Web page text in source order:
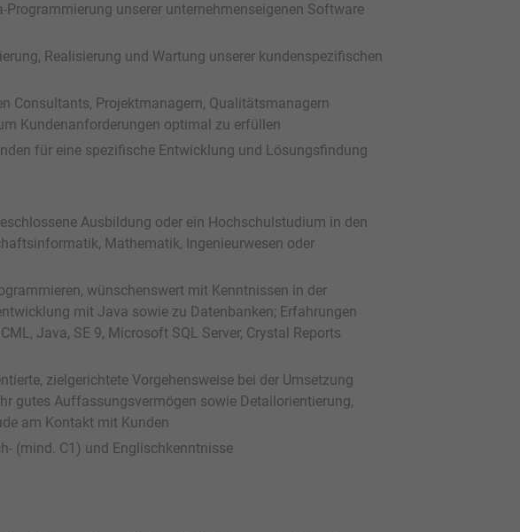
unserer unternehmenseigenen Software
Realisierung und Wartung unserer kundenspezifischen
Consultants, Projektmanagern, Qualitätsmanagern
Kundenanforderungen optimal zu erfüllen
für eine spezifische Entwicklung und Lösungsfindung
Ausbildung oder ein Hochschulstudium in den
Mathematik, Ingenieurwesen oder
wünschenswert mit Kenntnissen in der
mit Java sowie zu Datenbanken; Erfahrungen
Java, SE 9, Microsoft SQL Server, Crystal Reports
zielgerichtete Vorgehensweise bei der Umsetzung
gutes Auffassungsvermögen sowie Detailorientierung,
am Kontakt mit Kunden
(mind. C1) und Englischkenntnisse